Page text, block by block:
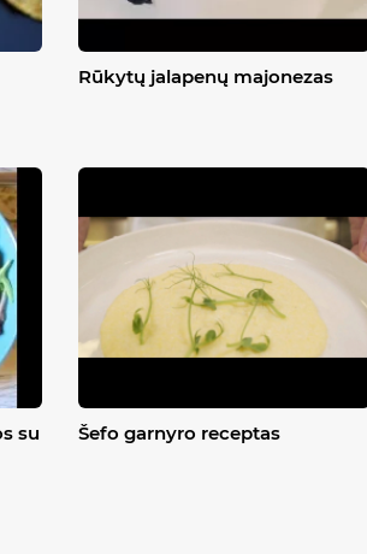
Rūkytų jalapenų majonezas
su
Šefo garnyro receptas